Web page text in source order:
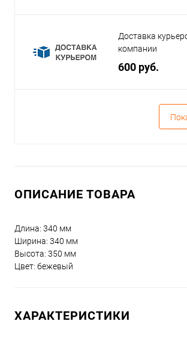
Доставка
компании
600 руб.
ОПИСАНИЕ ТОВАРА
Длина: 340 мм
Ширина: 340 мм
Высота: 350 мм
Цвет: бежевый
ХАРАКТЕРИСТИКИ